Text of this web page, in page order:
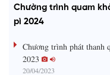
Chường trình quam
pì 2024
Chương trình phát thanh
2023
20/04/2023